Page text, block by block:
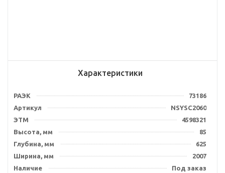
Характеристики
РАЭК
73186
Артикул
NSYSC2060
ЭТМ
4598321
Высота, мм
85
Глубина, мм
625
Ширина, мм
2007
Наличие
Под заказ